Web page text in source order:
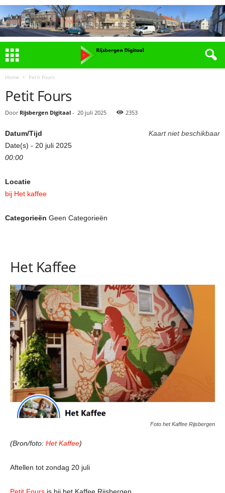
Home Petit Fours
Petit Fours
Door Rijsbergen Digitaal - 20 juli 2025 2353
Kaart niet beschikbaar
Datum/Tijd
Date(s) - 20 juli 2025
00:00
Locatie
bij Het kaffee
Categorieën Geen Categorieën
Het Kaffee
Foto het Kaffee Rijsbergen
(Bron/foto: Het Kaffee)
Aftellen tot zondag 20 juli